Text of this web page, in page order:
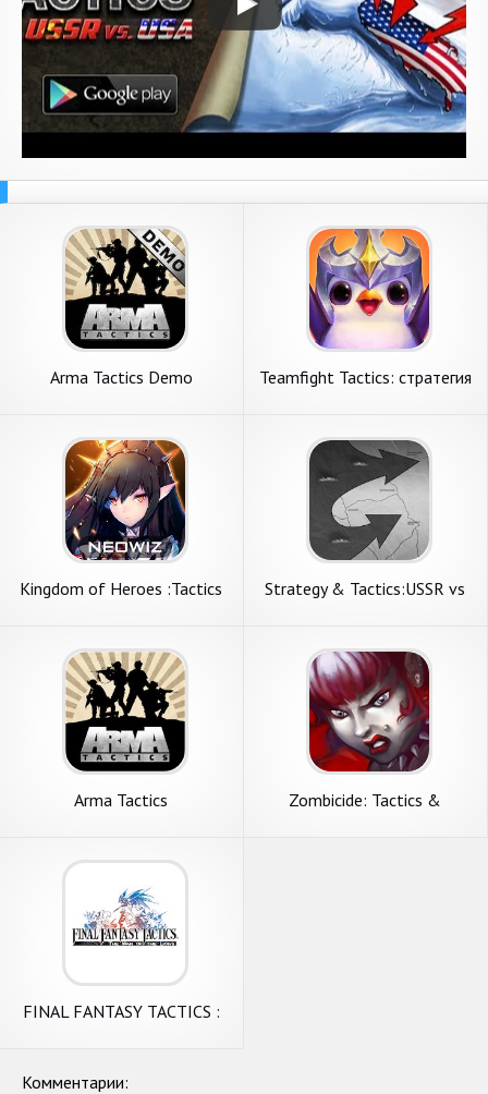
Arma Tactics Demo
Teamfight Tactics: стратегия
Kingdom of Heroes :Tactics
Strategy & Tactics:USSR vs
Arma Tactics
Zombicide: Tactics &
FINAL FANTASY TACTICS :
Комментарии: